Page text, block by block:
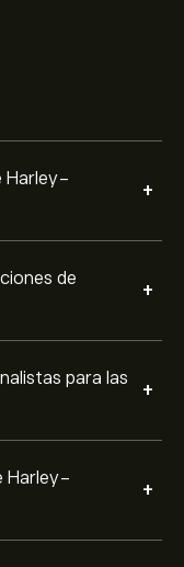
Harley-
+
de
+
para las
+
Harley-
+
analistas para